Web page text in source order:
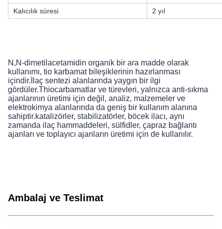
Kalıcılık süresi
2 yıl
N,N-dimetilacetamidin organik bir ara madde olarak
kullanımı, tio karbamat bileşiklerinin hazırlanması
içindir.İlaç sentezi alanlarında yaygın bir ilgi
gördüler.Thiocarbamatlar ve türevleri, yalnızca anti-sıkma
ajanlarının üretimi için değil, analiz, malzemeler ve
elektrokimya alanlarında da geniş bir kullanım alanına
sahiptir.katalizörler, stabilizatörler, böcek ilacı, aynı
zamanda ilaç hammaddeleri, sülfidler, çapraz bağlantı
ajanları ve toplayıcı ajanların üretimi için de kullanılır.
Ambalaj ve Teslimat